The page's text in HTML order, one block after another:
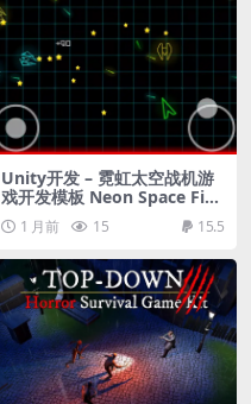
Unity开发 – 霓虹太空战机游
戏开发模板 Neon Space Fig
hter – shooting meteorites
and spaceships. Endless sci
1 月前 15 15.5